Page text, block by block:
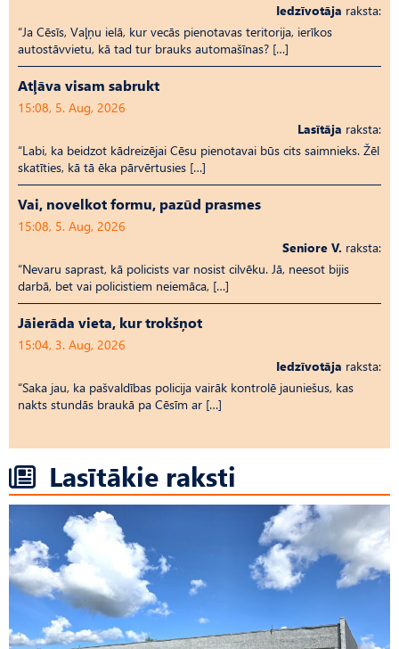
Iedzīvotāja raksta:
“Ja Cēsīs, Vaļņu ielā, kur vecās pienotavas teritorija, ierīkos
autostāvvietu, kā tad tur brauks automašīnas? […]
Atļāva visam sabrukt
15:08, 5. Aug, 2026
Lasītāja raksta:
“Labi, ka beidzot kādreizējai Cēsu pienotavai būs cits saimnieks. Žēl
skatīties, kā tā ēka pārvērtusies […]
Vai, novelkot formu, pazūd prasmes
15:08, 5. Aug, 2026
Seniore V. raksta:
“Nevaru saprast, kā policists var nosist cilvēku. Jā, neesot bijis
darbā, bet vai policistiem neiemāca, […]
Jāierāda vieta, kur trokšņot
15:04, 3. Aug, 2026
Iedzīvotāja raksta:
“Saka jau, ka pašvaldības policija vairāk kontrolē jauniešus, kas
nakts stundās braukā pa Cēsīm ar […]
Lasītākie raksti